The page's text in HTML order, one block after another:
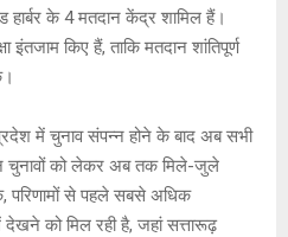
के 4 मतदान केंद्र शामिल हैं।
किए हैं, ताकि मतदान शांतिपूर्ण
में चुनाव संपन्न होने के बाद अब सभी
चुनावों को लेकर अब तक मिले-जुले
परिणामों से पहले सबसे अधिक
को मिल रही है, जहां सत्तारूढ़